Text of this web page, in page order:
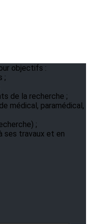
objectifs :
;
de la recherche ;
médical, paramédical,
;
ses travaux et en